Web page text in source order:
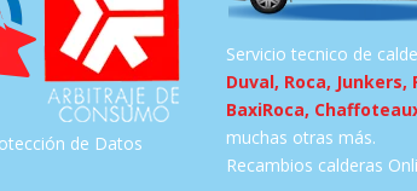
de Datos
Servicio tecnico de
Duval, Roca, Junkers,
BaxiRoca,
muchas otras más.
Recambios calderas